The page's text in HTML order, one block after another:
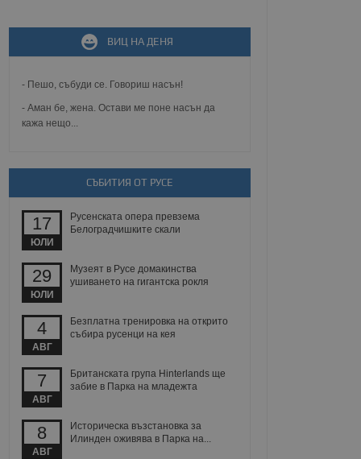
ВИЦ НА ДЕНЯ
- Пешо, събуди се. Говориш насън!
- Аман бе, жена. Остави ме поне насън да
кажа нещо...
СЪБИТИЯ ОТ РУСЕ
17
ЮЛИ
Русенската опера превзема
Белоградчишките скали
29
ЮЛИ
Музеят в Русе домакинства
ушиването на гигантска рокля
4
АВГ
Безплатна тренировка на открито
събира русенци на кея
7
АВГ
Британската група Hinterlands ще
забие в Парка на младежта
8
АВГ
Историческа възстановка за
Илинден оживява в Парка на...
зададена от уеб
MVC
известно като
Той не съдържа
при затваряне
политики и
сесии.
между хората
за да се правят
уебсайт.
на
на бисквитките,
и
и предоставя
използва
потребител може
Описание